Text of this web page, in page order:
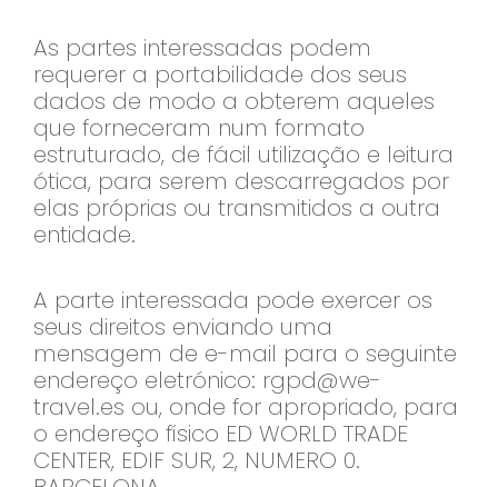
As partes interessadas podem
requerer a portabilidade dos seus
dados de modo a obterem aqueles
que forneceram num formato
estruturado, de fácil utilização e leitura
ótica, para serem descarregados por
elas próprias ou transmitidos a outra
entidade.
A parte interessada pode exercer os
seus direitos enviando uma
mensagem de e-mail para o seguinte
endereço eletrónico: rgpd@we-
travel.es ou, onde for apropriado, para
o endereço físico ED WORLD TRADE
CENTER, EDIF SUR, 2, NUMERO 0.